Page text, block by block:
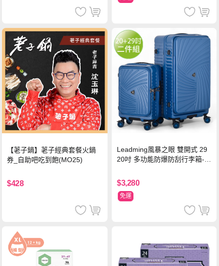
【荖子鍋】荖子經典套餐火鍋
券_自助吧吃到飽(MO25)
$428
Leadming風暴之眼 雙開式 29
20吋 多功能防爆防刮行李箱-海
$3,280
免運